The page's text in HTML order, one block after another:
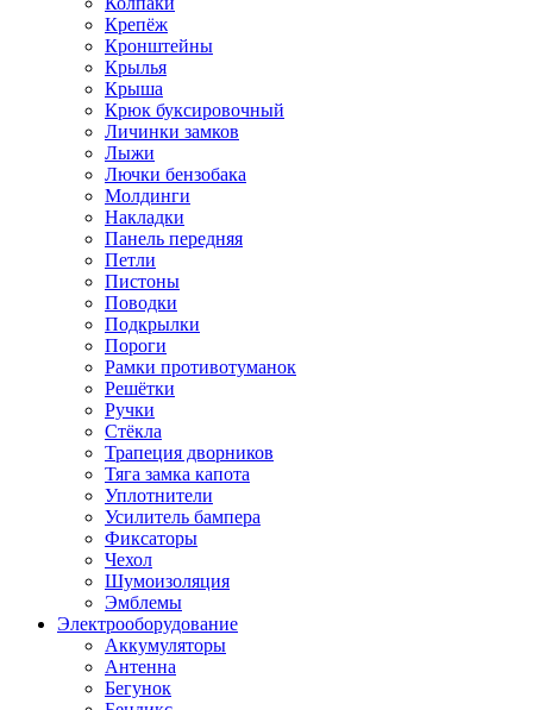
Крепёж
Кронштейны
Крылья
Крыша
Крюк буксировочный
Личинки замков
Лыжи
Лючки бензобака
Молдинги
Накладки
Панель передняя
Петли
Пистоны
Поводки
Подкрылки
Пороги
Рамки противотуманок
Решётки
Ручки
Стёкла
Трапеция дворников
Тяга замка капота
Уплотнители
Усилитель бампера
Фиксаторы
Чехол
Шумоизоляция
Эмблемы
Электрооборудование
Аккумуляторы
Антенна
Бегунок